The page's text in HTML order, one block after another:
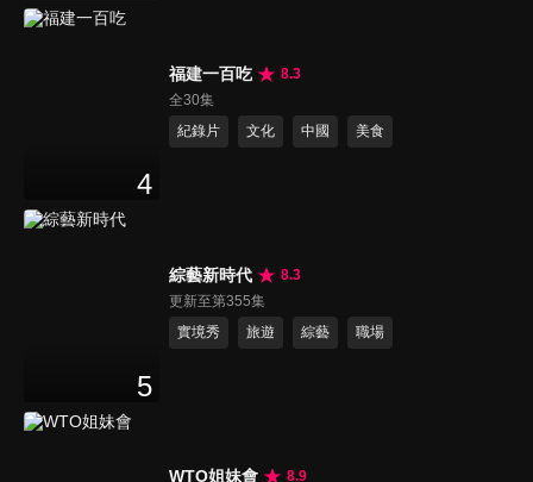
4
福建一百吃
8.3
全30集
紀錄片
文化 中國 美食
5
綜藝新時代
8.3
更新至第355集
實境秀
旅遊 綜藝 職場
WTO姐妹會
8.9